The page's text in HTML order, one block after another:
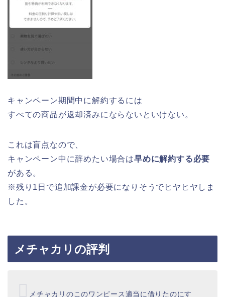
キャンペーン期間中に解約するには
すべての商品が返却済みにならないといけない。
これは盲点なので、
キャンペーン中に辞めたい場合は早めに解約する必要
がある。
※残り1日で追加課金が必要になりそうでヒヤヒヤしま
した。
メチャカリの評判
メチャカリのこのワンピース適当に借りたのにす